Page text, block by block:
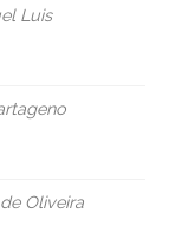
Luis
Oliveira